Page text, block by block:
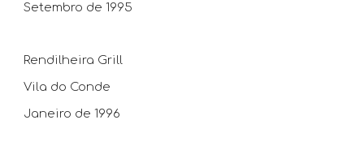
Setembro de 1995
Rendilheira Grill
Vila do Conde
Janeiro de 1996